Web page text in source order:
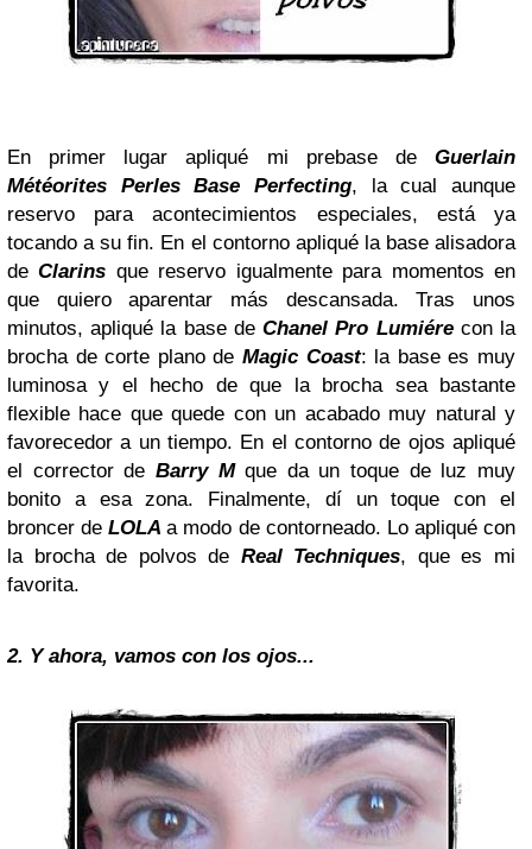
En primer lugar apliqué mi prebase de Guerlain
Météorites Perles Base Perfecting, la cual aunque
reservo para acontecimientos especiales, está ya
tocando a su fin. En el contorno apliqué la base alisadora
deClarins que reservo igualmente para momentos en
que quiero aparentar más descansada. Tras unos
minutos, apliqué la base deChanel Pro Lumiérecon la
brocha de corte plano de Magic Coast: la base es muy
luminosa y el hecho de que la brocha sea bastante
flexible hace que quede con un acabado muy natural y
favorecedor a un tiempo. En el contorno de ojos apliqué
el corrector de Barry Mque da un toque de luz muy
bonito a esa zona. Finalmente, dí un toque con el
broncer deLOLAa modo de contorneado. Lo apliqué con
la brocha de polvos de Real Techniques, que es mi
favorita.
2. Y ahora, vamos con los ojos...